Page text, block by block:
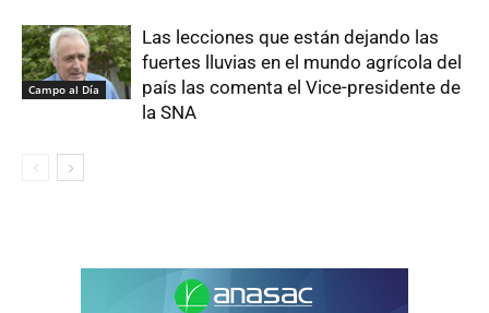
Campo al Día
Las lecciones que están dejando las
fuertes lluvias en el mundo agrícola del
país las comenta el Vice-presidente de
la SNA